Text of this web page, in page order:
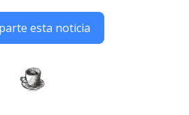
esta noticia